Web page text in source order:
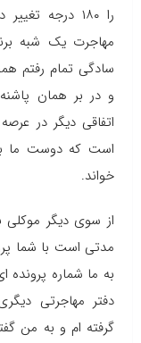
را ۱۸۰ درجه
مهاجرت یک شبه
سادگی تمام رفتم
و در بر همان
اتفاقی دیگر در
است که دوست ما
خواند.
از سوی دیگر موکلی
مدتی است با شما
به ما شماره
دفتر مهاجرتی
گرفته ام و به من